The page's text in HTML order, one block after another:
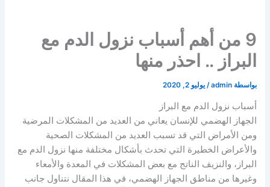
9 من أهم أسباب نزول الدم مع
البراز .. احذر منها
بواسطة admin
/يوليو 2, 2020
أسباب نزول الدم مع البراز
الجهاز الهضمي للإنسان يعاني من العديد من المشكلات المرضية
ومن الأمراض التي قد تسبب العديد من المشكلات الصحية
والأعراض الخطيرة التي تحدث بأشكال مختلفة منها نزول الدم مع
البراز، والنزيف الناتج مع بعض المشكلات في المعدة والأمعاء
وغيرها من مناطق الجهاز الهضمي، في هذا المقال نتناول جانب